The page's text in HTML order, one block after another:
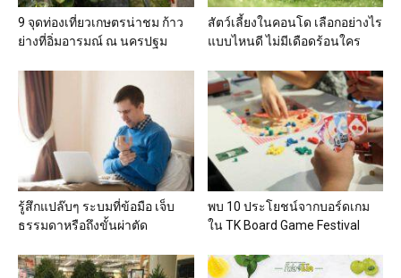
9 จุดท่องเที่ยวเกษตรน่าชม ก้าว
ย่างที่อิ่มอารมณ์ ณ นครปฐม
สัตว์เลี้ยงในคอนโด เลือกอย่างไร
แบบไหนดี ไม่มีเดือดร้อนใคร
รู้สึกแปล๊บๆ ระบมที่ข้อมือ เจ็บ
ธรรมดาหรือถึงขั้นผ่าตัด
พบ 10 ประโยชน์จากบอร์ดเกม
ใน TK Board Game Festival